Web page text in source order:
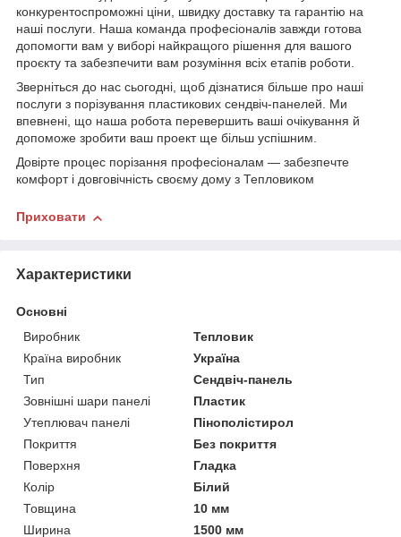
конкурентоспроможні ціни, швидку доставку та гарантію на
наші послуги. Наша команда професіоналів завжди готова
допомогти вам у виборі найкращого рішення для вашого
проєкту та забезпечити вам розуміння всіх етапів роботи.
Зверніться до нас сьогодні, щоб дізнатися більше про наші
послуги з порізування пластикових сендвіч-панелей. Ми
впевнені, що наша робота перевершить ваші очікування й
допоможе зробити ваш проект ще більш успішним.
Довірте процес порізання професіоналам — забезпечте
комфорт і довговічність своєму дому з Тепловиком
Приховати
Характеристики
Основні
Виробник
Тепловик
Країна виробник
Україна
Тип
Сендвіч-панель
Зовнішні шари панелі
Пластик
Утеплювач панелі
Пінополістирол
Покриття
Без покриття
Поверхня
Гладка
Колір
Білий
Товщина
10 мм
Ширина
1500 мм